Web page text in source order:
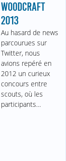
WOODCRAFT
2013
Au hasard de news
parcourues sur
Twitter, nous
avions repéré en
2012 un curieux
concours entre
scouts, où les
participants…